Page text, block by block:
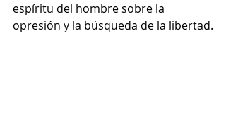
espíritu del hombre sobre la
opresión y la búsqueda de la libertad.